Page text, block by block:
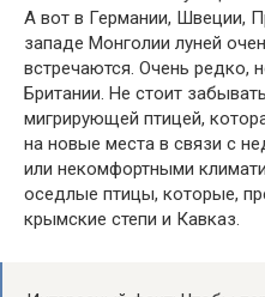
А вот в Германии, Швеции,
западе Монголии луней
встречаются. Очень редко,
Британии. Не стоит
мигрирующей птицей,
на новые места в связи с
или некомфортными
оседлые птицы, которые,
крымские степи и Кавказ.